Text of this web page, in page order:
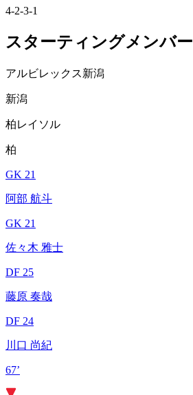
4-2-3-1
スターティングメンバー
アルビレックス新潟
新潟
柏レイソル
柏
GK 21
阿部 航斗
GK 21
佐々木 雅士
DF 25
藤原 奏哉
DF 24
川口 尚紀
67’